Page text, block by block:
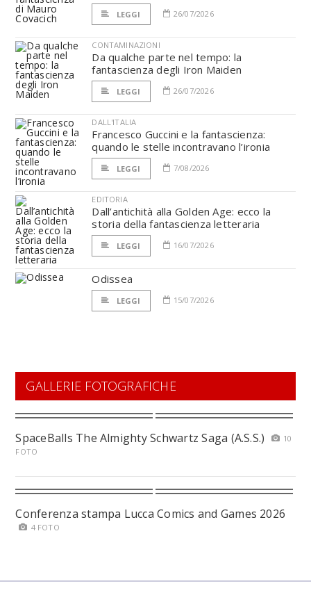
LEGGI 26/07/2026
CONTAMINAZIONI
Da qualche parte nel tempo: la
fantascienza degli Iron Maiden
LEGGI 26/07/2026
DALL'ITALIA
Francesco Guccini e la fantascienza:
quando le stelle incontravano l’ironia
LEGGI 7/08/2026
EDITORIA
Dall’antichità alla Golden Age: ecco la
storia della fantascienza letteraria
LEGGI 16/07/2026
Odissea
LEGGI 15/07/2026
GALLERIE FOTOGRAFICHE
SpaceBalls The Almighty Schwartz Saga (A.S.S.)
10
FOTO
Conferenza stampa Lucca Comics and Games 2026
4 FOTO